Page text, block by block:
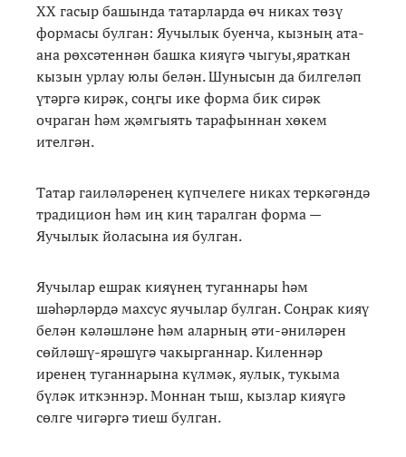
XX гасыр башында татарларда өч никах төзү
формасы булган: Яучылык буенча, кызның ата-
ана рөхсәтеннән башка кияүгә чыгуы,яраткан
кызын урлау юлы белән. Шунысын да билгеләп
үтәргә кирәк, соңгы ике форма бик сирәк
очраган һәм җәмгыять тарафыннан хөкем
ителгән.
Татар гаиләләренең күпчелеге никах теркәгәндә
традицион һәм иң киң таралган форма —
Яучылык йоласына ия булган.
Яучылар ешрак кияүнең туганнары һәм
шәһәрләрдә махсус яучылар булган. Соңрак кияү
белән кәләшләне һәм аларның әти-әниләрен
сөйләшү-ярәшүгә чакырганнар. Киленнәр
иренең туганнарына күлмәк, яулык, тукыма
бүләк иткэннэр. Моннан тыш, кызлар кияүгә
сөлге чигәргә тиеш булган.